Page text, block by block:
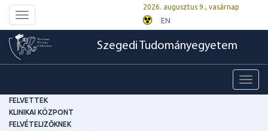
Toggle
navigation
2026. augusztus 9., vasárnap
EN
Szegedi Tudományegyetem
FELVETTEK
KLINIKAI KÖZPONT
FELVÉTELIZŐKNEK